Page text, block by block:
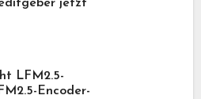
jetzt
LFM2.5-
Encoder-